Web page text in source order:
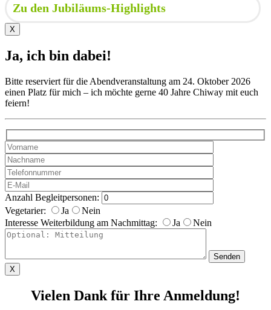
Zu den Jubiläums-Highlights
X
Ja, ich bin dabei!
Bitte reserviert für die Abendveranstaltung am 24. Oktober 2026
einen Platz für mich – ich möchte gerne 40 Jahre Chiway mit euch
feiern!
Anzahl Begleitpersonen:
Vegetarier:
Ja
Nein
Interesse Weiterbildung am Nachmittag:
Ja Nein
X
Vielen Dank für Ihre Anmeldung!